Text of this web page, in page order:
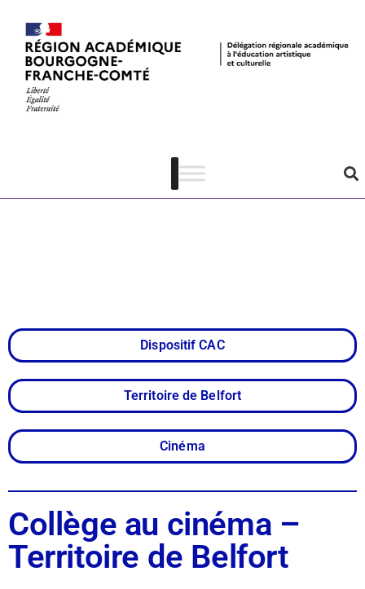
Collège au
cinéma –
Territoire de
Dispositif CAC
Territoire de Belfort
Cinéma
Collège au cinéma –
Territoire de Belfort